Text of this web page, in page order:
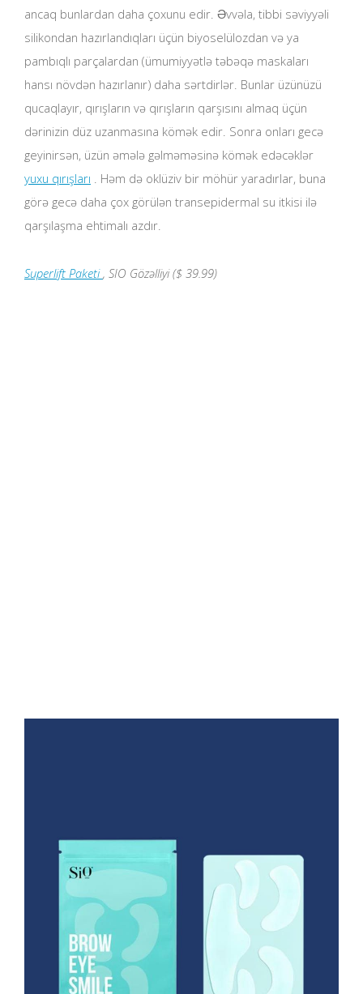
ancaq bunlardan daha çoxunu edir. Əvvəla, tibbi səviyyəli
silikondan hazırlandıqları üçün biyoselülozdan və ya
pambıqlı parçalardan (ümumiyyətlə təbəqə maskaları
hansı növdən hazırlanır) daha sərtdirlər. Bunlar üzünüzü
qucaqlayır, qırışların və qırışların qarşısını almaq üçün
dərinizin düz uzanmasına kömək edir. Sonra onları gecə
geyinirsən, üzün əmələ gəlməməsinə kömək edəcəklər
yuxu qırışları . Həm də oklüziv bir möhür yaradırlar, buna
görə gecə daha çox görülən transepidermal su itkisi ilə
qarşılaşma ehtimalı azdır.
Superlift Paketi , SIO Gözəlliyi ($ 39.99)